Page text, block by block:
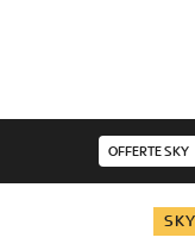
OFFERTE SKY